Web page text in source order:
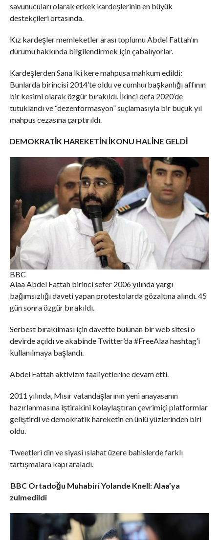
savunucuları olarak erkek kardeşlerinin en büyük
destekçileri ortasında.
Kız kardeşler memleketler arası toplumu Abdel Fattah’ın
durumu hakkında bilgilendirmek için çabalıyorlar.
Kardeşlerden Sana iki kere mahpusa mahkum edildi:
Bunlarda birincisi 2014’te oldu ve cumhurbaşkanlığı affının
bir kesimi olarak özgür bırakıldı. İkinci defa 2020’de
tutuklandı ve “dezenformasyon” suçlamasıyla bir buçuk yıl
mahpus cezasına çarptırıldı.
DEMOKRATİK HAREKETİN İKONU HALİNE GELDİ
BBC
Alaa Abdel Fattah birinci sefer 2006 yılında yargı
bağımsızlığı daveti yapan protestolarda gözaltına alındı. 45
gün sonra özgür bırakıldı.
Serbest bırakılması için davette bulunan bir web sitesi o
devirde açıldı ve akabinde Twitter’da #FreeAlaa hashtag’i
kullanılmaya başlandı.
Abdel Fattah aktivizm faaliyetlerine devam etti.
2011 yılında, Mısır vatandaşlarının yeni anayasanın
hazırlanmasına iştirakini kolaylaştıran çevrimiçi platformlar
geliştirdi ve demokratik hareketin en ünlü yüzlerinden biri
oldu.
Tweetleri din ve siyasi ıslahat üzere bahislerde farklı
tartışmalara kapı araladı.
BBC Ortadoğu MuhabiriYolande Knell:Alaa’ya
zulmedildi